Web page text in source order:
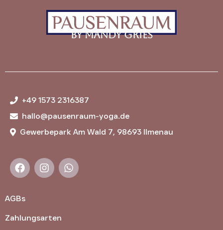
by Mandy Gries
+49 1573 2316387
hallo@pausenraum-yoga.de
Gewerbepark Am Wald 7, 98693 Ilmenau
AGBs
Zahlungsarten